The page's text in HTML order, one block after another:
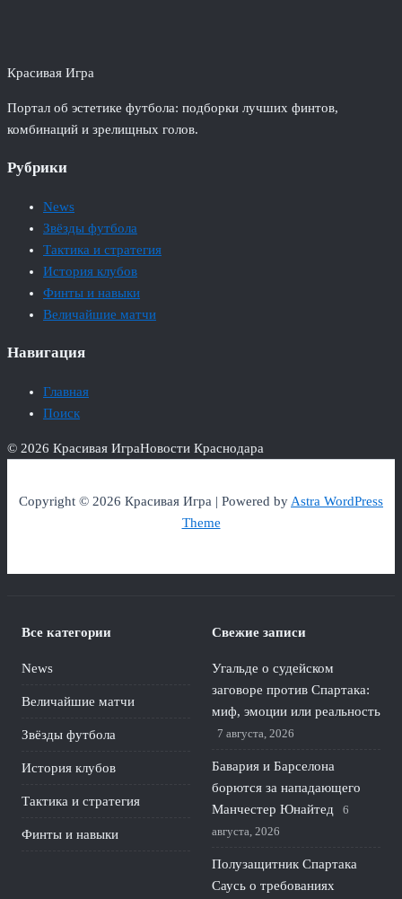
Красивая Игра
Портал об эстетике футбола: подборки лучших финтов,
комбинаций и зрелищных голов.
Рубрики
News
Звёзды футбола
Тактика и стратегия
История клубов
Финты и навыки
Величайшие матчи
Навигация
Главная
Поиск
© 2026 Красивая ИграНовости Краснодара
Copyright © 2026 Красивая Игра | Powered byAstra WordPress
Theme
Все категории
News
Величайшие матчи
Звёзды футбола
История клубов
Тактика и стратегия
Финты и навыки
Свежие записи
Угальде о судейском
заговоре против Спартака:
миф, эмоции или реальность
7 августа, 2026
Бавария и Барселона
борются за нападающего
Манчестер Юнайтед
6
августа, 2026
Полузащитник Спартака
Саусь о требованиях